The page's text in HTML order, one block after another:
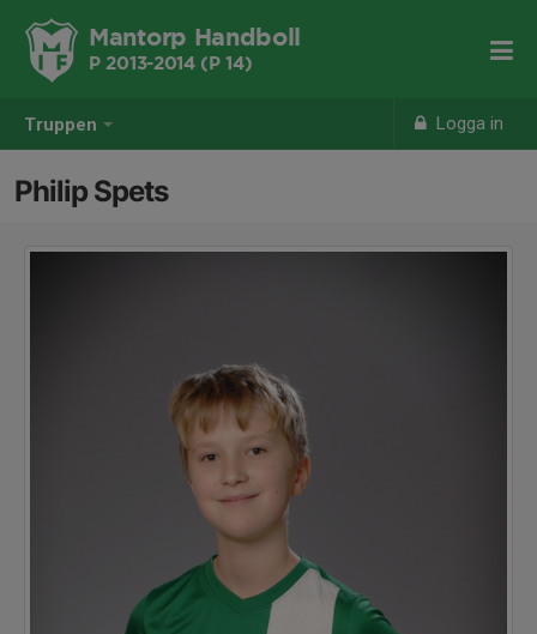
Truppen Logga in
Mantorp Handboll
P 2013-2014 (P 14)
Philip Spets